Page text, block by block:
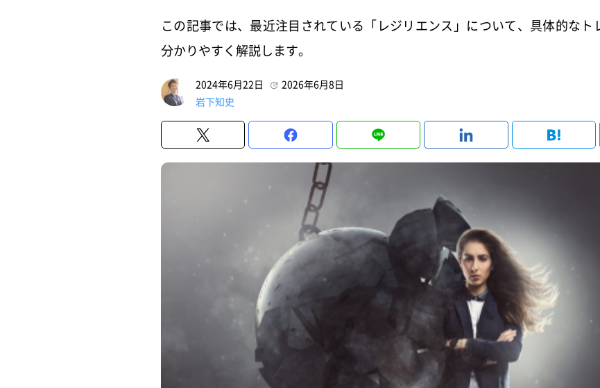
この記事では、最近注目されている「レジリエンス」について、具体的な
分かりやすく解説します。
2024年6月22日
2026年6月8日
岩下知史